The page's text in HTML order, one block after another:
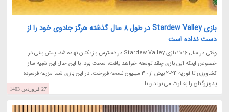
بازی Stardew Valley در طول 8 سال گذشته هرگز جادوی خود را از
دست نداده است
وقتی در سال 2016 بازی Stardew Valley در دسترس بازیکنان نهاده شد، پیش بینی در
خصوص اینکه این بازی چقد توسعه خواهد یافت، سخت بود. با این حال این شبیه ساز
کشاورزی تا فوریه 2024 بیش از 30 میلیون نسخه فروخت. در این بازی شما مزرعه فرسوده
پدربزرگتان را به ارث می برید و با...
27 فروردین 1403